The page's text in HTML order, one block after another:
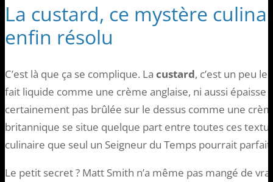
La custard, ce mystère
enfin résolu
C’est là que ça se complique. La custard, c’est un peu le
fait liquide comme une crème anglaise, ni aussi épaisse
certainement pas brûlée sur le dessus comme une
britannique se situe quelque part entre toutes ces
culinaire que seul un Seigneur du Temps pourrait
Le petit secret ? Matt Smith n’a même pas mangé de